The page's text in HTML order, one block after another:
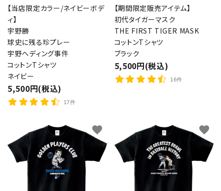
【当店限定カラー/ネイビーボデ
ィ】
宇野勝
球史に残る珍プレー
宇野ヘディング事件
コットンTシャツ
ネイビー
5,500円(税込)
17件
【期間限定販売アイテム】
初代タイガーマスク
THE FIRST TIGER MASK
コットンTシャツ
ブラック
5,500円(税込)
16件
favorite favorite